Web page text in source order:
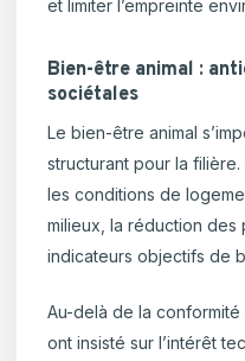
et limiter l’empreinte
Bien-être animal :
sociétales
Le bien-être animal
structurant pour la
les conditions de
milieux, la réduction des
indicateurs objectifs de
Au-delà de la
ont insisté sur l’intérêt